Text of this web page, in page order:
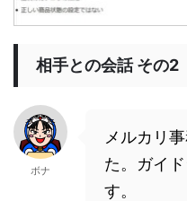
相手との会話 その2
ボナ
メルカリ
た。ガイ
す。